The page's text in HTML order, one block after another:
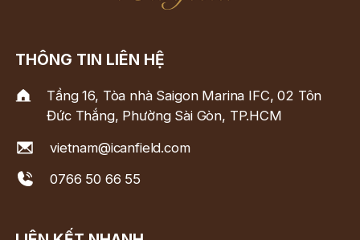
THÔNG TIN LIÊN HỆ
Tầng 16, Tòa nhà Saigon Marina IFC, 02 Tôn
Đức Thắng, Phường Sài Gòn, TP.HCM
vietnam@icanfield.com
0766 50 66 55